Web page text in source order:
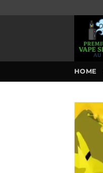
HOME